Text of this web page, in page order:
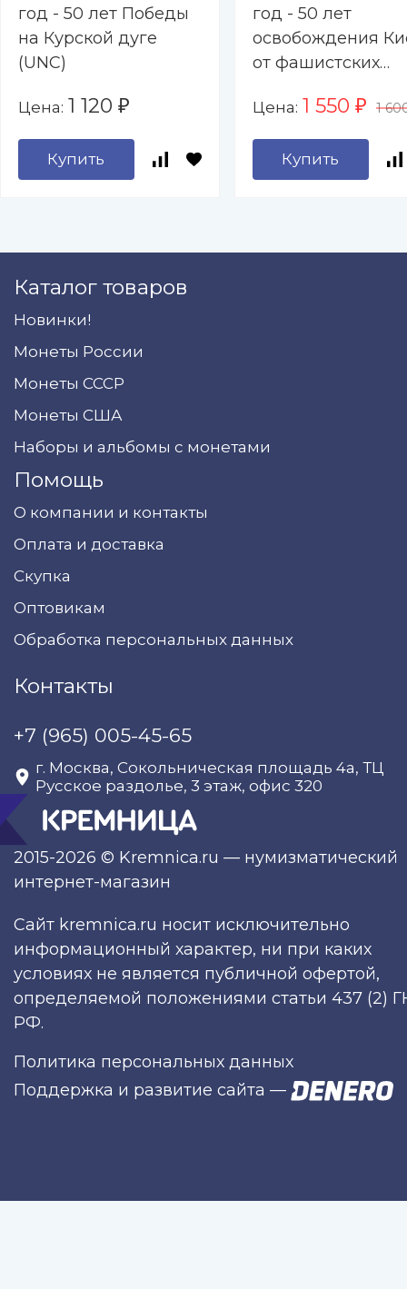
год - 50 лет Победы
на Курской дуге
(UNC)
Цена: 1 120 ₽
Купить
год - 50 лет
освобождения
от фашистских
Цена: 1 550 ₽ 1
Купить
2015-2026 © Kremnica.ru — нумизматический
интернет-магазин
Каталог товаров
Новинки!
Монеты России
Монеты СССР
Монеты США
Наборы и альбомы с монетами
Помощь
О компании и контакты
Оплата и доставка
Скупка
Оптовикам
Обработка персональных данных
Контакты
+7 (965) 005-45-65
г. Москва, Сокольническая площадь 4а, ТЦ
Русское раздолье, 3 этаж, офис 320
Сайт kremnica.ru носит исключительно
информационный характер, ни при каких
условиях не является публичной офертой,
определяемой положениями статьи 437 (2)
РФ.
Политика персональных данных
Поддержка и развитие сайта —